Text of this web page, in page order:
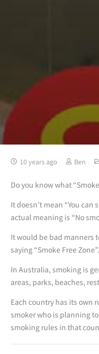
10 years ago Ben
Do you know what
It doesn’t mean “You can
actual meaning is “No
It would be bad manners
saying “Smoke Free Zone”.
In Australia, smoking is
areas, parks, beaches,
Each country has its own
smoker who is planning
smoking rules in that